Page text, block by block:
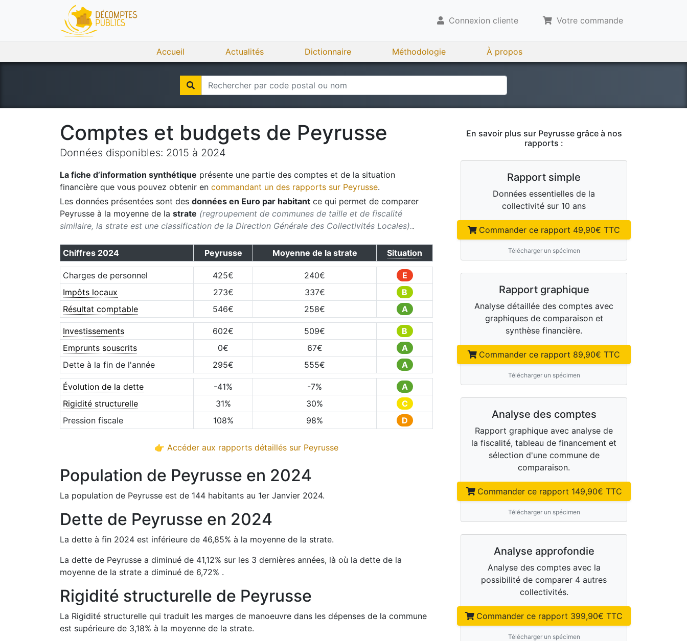
Connexion cliente Votre commande
Accueil Actualités Dictionnaire Méthodologie À propos
Comptes et budgets de Peyrusse
Données disponibles: 2015 à 2024
La fiche d’information synthétique présente une partie des comptes et de la situation
financière que vous pouvez obtenir en commandant un des rapports sur Peyrusse.
Les données présentées sont des données en Euro par habitant ce qui permet de comparer
Peyrusse à la moyenne de la strate (regroupement de communes de taille et de fiscalité
similaire, la strate est une classification de la Direction Générale des Collectivités Locales)..
Chiffres 2024 Peyrusse Moyenne de la strate Situation
Charges de personnel 425€ 240€
E
Impôts locaux
273€ 337€
B
Résultat comptable
546€ 258€ A
Investissements 602€ 509€
B
Emprunts souscrits
0€ 67€
A
Dette à la fin de l'année
295€ 555€ A
Évolution de la dette -41% -7%
A
Rigidité structurelle
31% 30%
C
Pression fiscale
108% 98% D
👉 Accéder aux rapports détaillés sur Peyrusse
Population de Peyrusse en 2024
La population de Peyrusse est de 144 habitants au 1er Janvier 2024.
Dette de Peyrusse en 2024
La dette à fin 2024 est inférieure de 46,85% à la moyenne de la strate.
La dette de Peyrusse a diminué de 41,12% sur les 3 dernières années, là où la dette de la
moyenne de la strate a diminué de 6,72% .
Rigidité structurelle de Peyrusse
La Rigidité structurelle qui traduit les marges de manoeuvre dans les dépenses de la commune
est supérieure de 3,18% à la moyenne de la strate.
En savoir plus sur Peyrussegrâce à nos
rapports :
Rapport simple
Données essentielles de la
collectivité sur 10 ans
Commander ce rapport 49,90€ TTC
Télécharger un spécimen
Rapport graphique
Analyse détaillée des comptes avec
graphiques de comparaison et
synthèse financière.
Commander ce rapport 89,90€ TTC
Télécharger un spécimen
Analyse des comptes
Rapport graphique avec analyse de
la fiscalité, tableau de financement et
sélection d'une commune de
comparaison.
Commander ce rapport 149,90€ TTC
Télécharger un spécimen
Analyse approfondie
Analyse des comptes avec la
possibilité de comparer 4 autres
collectivités.
Commander ce rapport 399,90€ TTC
Télécharger un spécimen